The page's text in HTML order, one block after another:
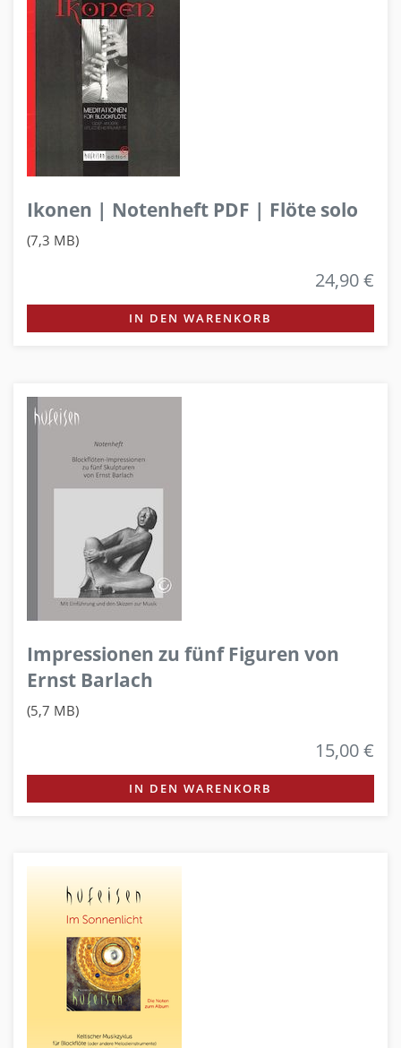
Ikonen | Notenheft PDF | Flöte solo
(7,3 MB)
24,90 €
IN DEN WARENKORB
Impressionen zu fünf Figuren von
Ernst Barlach
(5,7 MB)
15,00 €
IN DEN WARENKORB